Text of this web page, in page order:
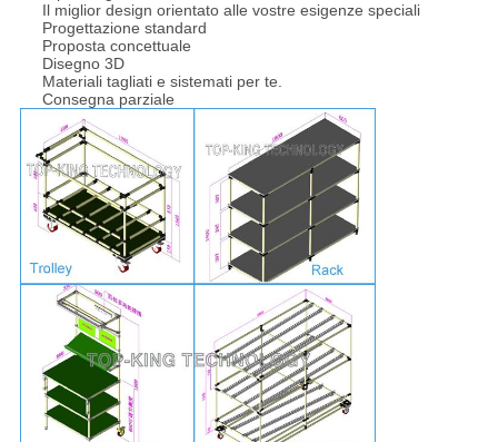
Il miglior design orientato alle vostre esigenze speciali
Progettazione standard
Proposta concettuale
Disegno 3D
Materiali tagliati e sistemati per te.
Consegna parziale